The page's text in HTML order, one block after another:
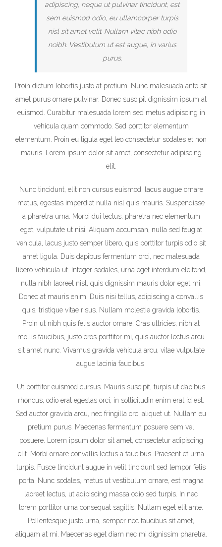
adipiscing, neque ut pulvinar tincidunt, est
sem euismod odio, eu ullamcorper turpis
nisl sit amet velit. Nullam vitae nibh odio
noibh. Vestibulum ut est augue, in varius
purus.
Proin dictum lobortis justo at pretium. Nunc malesuada ante sit
amet purus ornare pulvinar. Donec suscipit dignissim ipsum at
euismod. Curabitur malesuada lorem sed metus adipiscing in
vehicula quam commodo. Sed porttitor elementum
elementum. Proin eu ligula eget leo consectetur sodales et non
mauris. Lorem ipsum dolor sit amet, consectetur adipiscing
elit.
Nunc tincidunt, elit non cursus euismod, lacus augue ornare
metus, egestas imperdiet nulla nisl quis mauris. Suspendisse
a pharetra urna. Morbi dui lectus, pharetra nec elementum
eget, vulputate ut nisi. Aliquam accumsan, nulla sed feugiat
vehicula, lacus justo semper libero, quis porttitor turpis odio sit
amet ligula. Duis dapibus fermentum orci, nec malesuada
libero vehicula ut. Integer sodales, urna eget interdum eleifend,
nulla nibh laoreet nisl, quis dignissim mauris dolor eget mi.
Donec at mauris enim. Duis nisi tellus, adipiscing a convallis
quis, tristique vitae risus. Nullam molestie gravida lobortis.
Proin ut nibh quis felis auctor ornare. Cras ultricies, nibh at
mollis faucibus, justo eros porttitor mi, quis auctor lectus arcu
sit amet nunc. Vivamus gravida vehicula arcu, vitae vulputate
augue lacinia faucibus.
Ut porttitor euismod cursus. Mauris suscipit, turpis ut dapibus
rhoncus, odio erat egestas orci, in sollicitudin enim erat id est.
Sed auctor gravida arcu, nec fringilla orci aliquet ut. Nullam eu
pretium purus. Maecenas fermentum posuere sem vel
posuere. Lorem ipsum dolor sit amet, consectetur adipiscing
elit. Morbi ornare convallis lectus a faucibus. Praesent et urna
turpis. Fusce tincidunt augue in velit tincidunt sed tempor felis
porta. Nunc sodales, metus ut vestibulum ornare, est magna
laoreet lectus, ut adipiscing massa odio sed turpis. In nec
lorem porttitor urna consequat sagittis. Nullam eget elit ante.
Pellentesque justo urna, semper nec faucibus sit amet,
aliquam at mi. Maecenas eget diam nec mi dignissim pharetra.